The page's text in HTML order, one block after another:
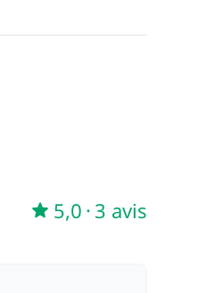
/ semaine
5,0 · 3 avis